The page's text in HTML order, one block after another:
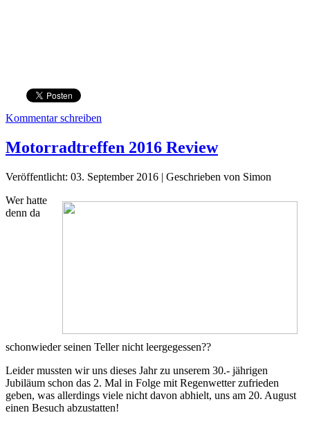
Kommentar schreiben
Motorradtreffen 2016 Review
Veröffentlicht: 03. September 2016 | Geschrieben von Simon
Wer hatte
denn da
schonwieder seinen Teller nicht leergegessen??
Leider mussten wir uns dieses Jahr zu unserem 30.- jährigen
Jubiläum schon das 2. Mal in Folge mit Regenwetter zufrieden
geben, was allerdings viele nicht davon abhielt, uns am 20. August
einen Besuch abzustatten!